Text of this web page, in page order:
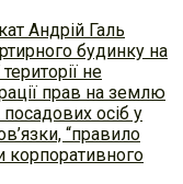
Андрій Галь
будинку на
не
прав на землю
осіб у
“правило
корпоративного